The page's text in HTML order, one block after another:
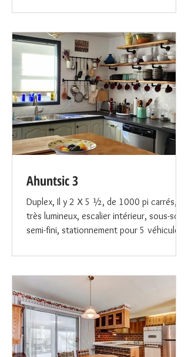
Ahuntsic 3
Duplex, Il y 2 X 5 ½, de 1000 pi carrés,
très lumineux, escalier intérieur, sous-sol
semi-fini, stationnement pour 5 véhicules,